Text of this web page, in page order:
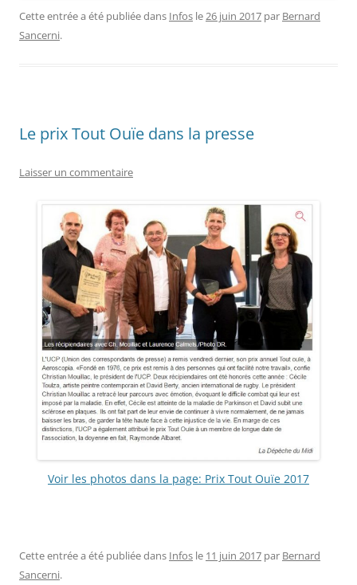
Cette entrée a été publiée dans Infos le26 juin 2017 par Bernard
Sancerni.
Le prix Tout Ouïe dans la presse
Laisser un commentaire
Voir les photos dans la page: Prix Tout Ouïe 2017
Cette entrée a été publiée dans Infos le 11 juin 2017 par Bernard
Sancerni.